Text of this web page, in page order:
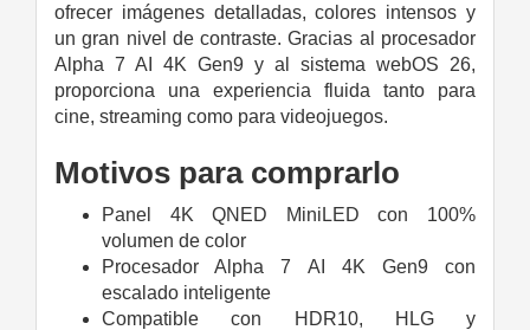
ofrecer imágenes detalladas, colores intensos y
un gran nivel de contraste. Gracias al procesador
Alpha 7 AI 4K Gen9 y al sistema webOS 26,
proporciona una experiencia fluida tanto para
cine, streaming como para videojuegos.
Motivos para comprarlo
Panel 4K QNED MiniLED con 100%
volumen de color
Procesador Alpha 7 AI 4K Gen9 con
escalado inteligente
Compatible con HDR10, HLG y